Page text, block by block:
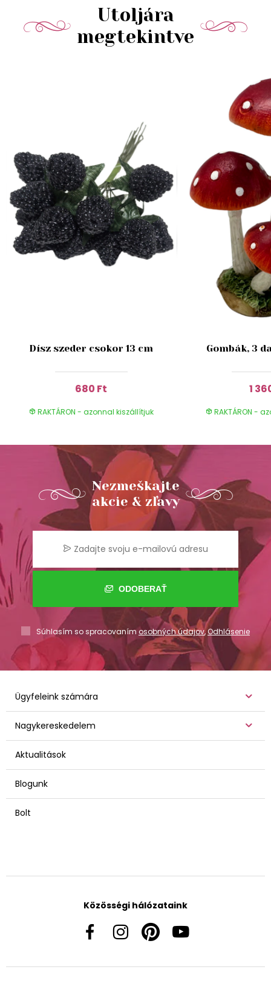
Utoljára
megtekintve
Dísz szeder csokor 13 cm
680 Ft
RAKTÁRON - azonnal kiszállítjuk
Gombák, 3
1
RAKTÁRON -
Nezmeškajte
akcie & zľavy
ODOBERAŤ
Súhlasím so spracovaním osobných údajov,Odhlásenie
Ügyfeleink számára
Nagykereskedelem
Aktualitások
Blogunk
Bolt
Közösségi hálózataink